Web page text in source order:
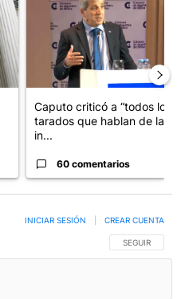
Caputo criticó a “todos los
tarados que hablan de la
in...
60 comentarios
SIGA ESTA
SEGUIR
INICIAR SESIÓN CREAR CUENTA